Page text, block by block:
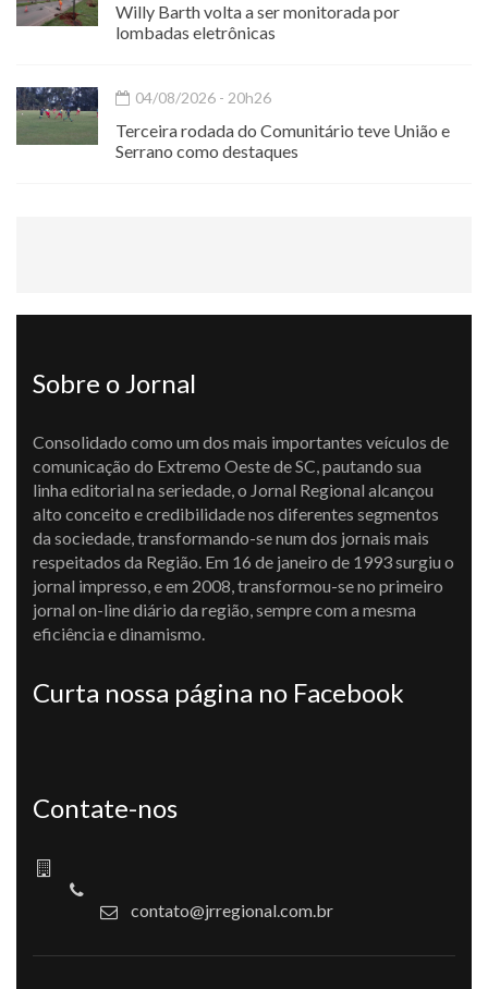
Willy Barth volta a ser monitorada por
lombadas eletrônicas
04/08/2026 - 20h26
Terceira rodada do Comunitário teve União e
Serrano como destaques
Sobre o Jornal
Consolidado como um dos mais importantes veículos de
comunicação do Extremo Oeste de SC, pautando sua
linha editorial na seriedade, o Jornal Regional alcançou
alto conceito e credibilidade nos diferentes segmentos
da sociedade, transformando-se num dos jornais mais
respeitados da Região. Em 16 de janeiro de 1993 surgiu o
jornal impresso, e em 2008, transformou-se no primeiro
jornal on-line diário da região, sempre com a mesma
eficiência e dinamismo.
Curta nossa página no Facebook
Contate-nos
contato@jrregional.com.br